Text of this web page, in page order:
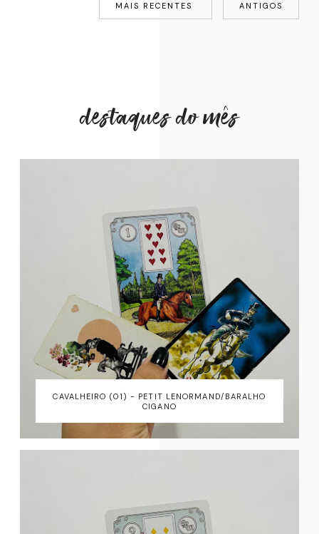
MAIS RECENTES ANTIGOS
destaques do mês
CAVALHEIRO (01) - PETIT LENORMAND/BARALHO
CIGANO